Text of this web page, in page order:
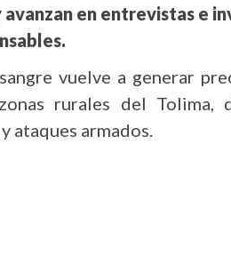
en entrevistas e
vuelve a generar
rurales del Tolima,
ataques armados.